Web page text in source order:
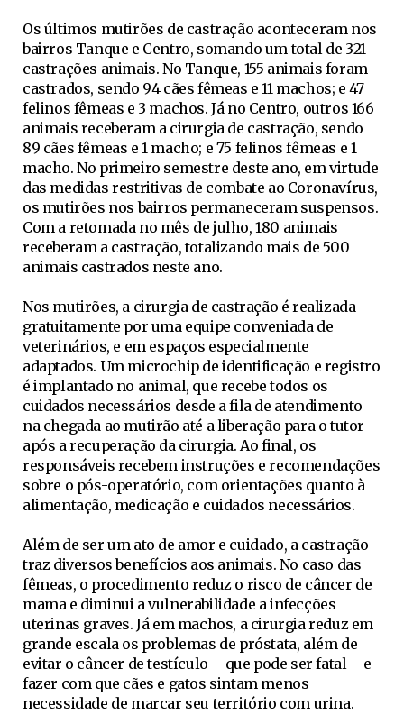
Os últimos mutirões de castração aconteceram nos
bairros Tanque e Centro, somando um total de 321
castrações animais. No Tanque, 155 animais foram
castrados, sendo 94 cães fêmeas e 11 machos; e 47
felinos fêmeas e 3 machos. Já no Centro, outros 166
animais receberam a cirurgia de castração, sendo
89 cães fêmeas e 1 macho; e 75 felinos fêmeas e 1
macho. No primeiro semestre deste ano, em virtude
das medidas restritivas de combate ao Coronavírus,
os mutirões nos bairros permaneceram suspensos.
Com a retomada no mês de julho, 180 animais
receberam a castração, totalizando mais de 500
animais castrados neste ano.
Nos mutirões, a cirurgia de castração é realizada
gratuitamente por uma equipe conveniada de
veterinários, e em espaços especialmente
adaptados. Um microchip de identificação e registro
é implantado no animal, que recebe todos os
cuidados necessários desde a fila de atendimento
na chegada ao mutirão até a liberação para o tutor
após a recuperação da cirurgia. Ao final, os
responsáveis recebem instruções e recomendações
sobre o pós-operatório, com orientações quanto à
alimentação, medicação e cuidados necessários.
Além de ser um ato de amor e cuidado, a castração
traz diversos benefícios aos animais. No caso das
fêmeas, o procedimento reduz o risco de câncer de
mama e diminui a vulnerabilidade a infecções
uterinas graves. Já em machos, a cirurgia reduz em
grande escala os problemas de próstata, além de
evitar o câncer de testículo – que pode ser fatal – e
fazer com que cães e gatos sintam menos
necessidade de marcar seu território com urina.